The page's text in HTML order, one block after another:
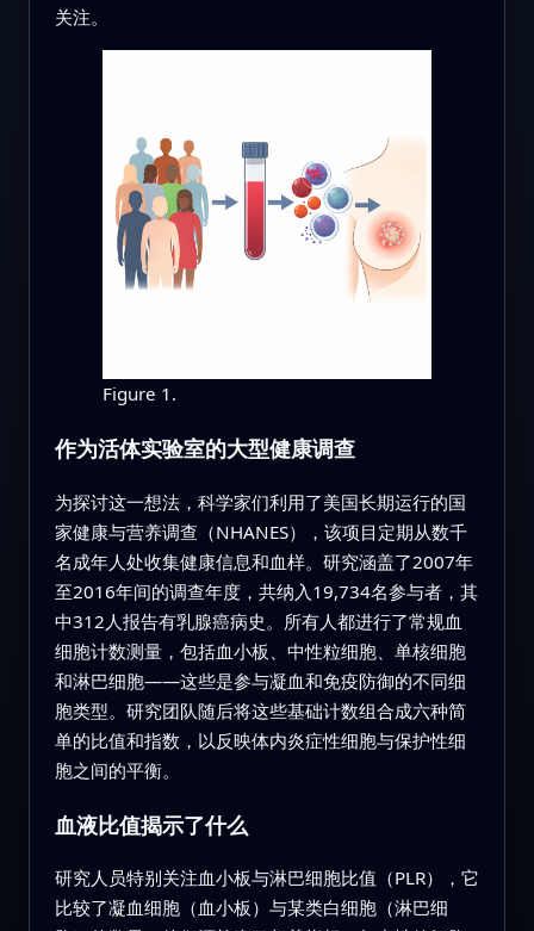
关注。
Figure 1.
作为活体实验室的大型健康调查
为探讨这一想法，科学家们利用了美国长期运行的国
家健康与营养调查（NHANES），该项目定期从数千
名成年人处收集健康信息和血样。研究涵盖了2007年
至2016年间的调查年度，共纳入19,734名参与者，其
中312人报告有乳腺癌病史。所有人都进行了常规血
细胞计数测量，包括血小板、中性粒细胞、单核细胞
和淋巴细胞——这些是参与凝血和免疫防御的不同细
胞类型。研究团队随后将这些基础计数组合成六种简
单的比值和指数，以反映体内炎症性细胞与保护性细
胞之间的平衡。
血液比值揭示了什么
研究人员特别关注血小板与淋巴细胞比值（PLR），它
比较了凝血细胞（血小板）与某类白细胞（淋巴细